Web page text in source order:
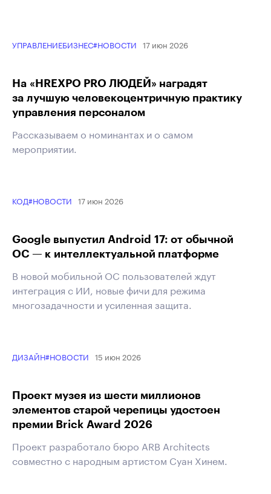
УПРАВЛЕНИЕБИЗНЕС#НОВОСТИ 17 июн 2026
На «HREXPO PRO ЛЮДЕЙ» наградят
за лучшую человекоцентричную практику
управления персоналом
Рассказываем о номинантах и о самом
мероприятии.
КОД#НОВОСТИ 17 июн 2026
Google выпустил Android 17: от обычной
ОС — к интеллектуальной платформе
В новой мобильной ОС пользователей ждут
интеграция с ИИ, новые фичи для режима
многозадачности и усиленная защита.
ДИЗАЙН#НОВОСТИ 15 июн 2026
Проект музея из шести миллионов
элементов старой черепицы удостоен
премии Brick Award 2026
Проект разработало бюро ARB Architects
совместно с народным артистом Суан Хинем.